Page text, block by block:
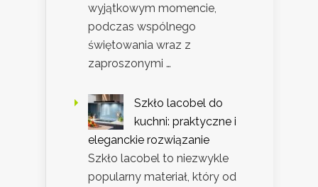
wyjątkowym momencie,
podczas wspólnego
świętowania wraz z
zaproszonymi …
Szkło lacobel do
kuchni: praktyczne i
eleganckie rozwiązanie
Szkło lacobel to niezwykle
popularny materiał, który od